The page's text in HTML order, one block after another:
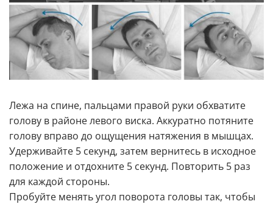
Лежа на спине, пальцами правой руки обхватите
голову в районе левого виска. Аккуратно потяните
голову вправо до ощущения натяжения в мышцах.
Удерживайте 5 секунд, затем вернитесь в исходное
положение и отдохните 5 секунд. Повторить 5 раз
для каждой стороны.
Пробуйте менять угол поворота головы так, чтобы